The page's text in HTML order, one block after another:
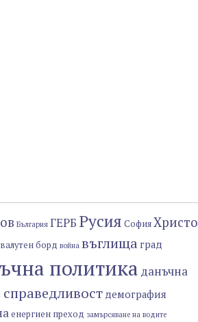
България ГЕРБ Русия СофияХристо
валутен борд война въглищаград
политика данъчна
демография
енергиен преход замърсяване на водите